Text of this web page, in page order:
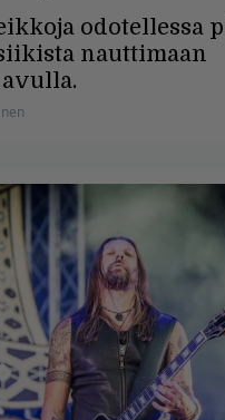
odotellessa
nauttimaan